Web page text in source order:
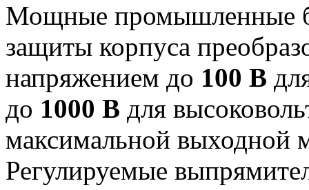
Мощные промышленные
защиты корпуса
напряжением до 100 В
до 1000 В для
максимальной
Регулируемые